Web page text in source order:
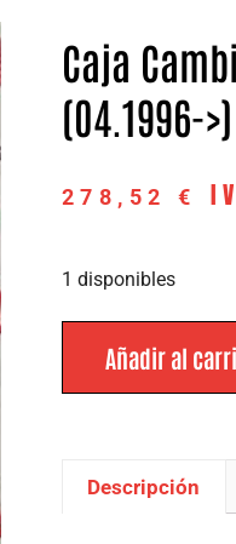
Caja
(04.1996-
278,52 €
1 disponibles
Añadir al
Descripción